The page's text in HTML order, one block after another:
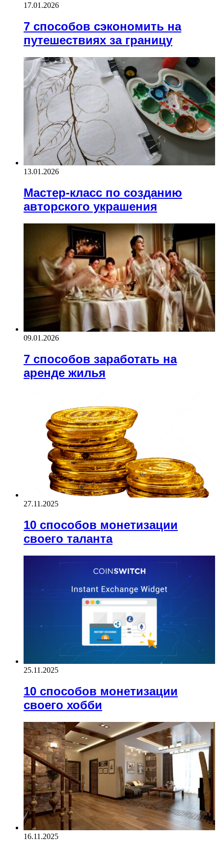
17.01.2026
7 способов сэкономить на
путешествиях за границу
13.01.2026
Мастер-класс по созданию
авторского украшения
09.01.2026
7 способов заработать на
аренде жилья
27.11.2025
10 способов монетизации
своего таланта
25.11.2025
10 способов монетизации
своего хобби
16.11.2025